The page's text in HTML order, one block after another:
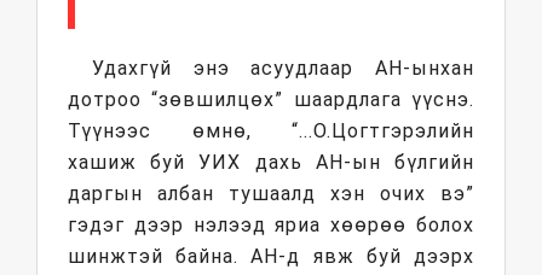
Удахгүй энэ асуудлаар АН-ынхан
дотроо “зөвшилцөх” шаардлага үүснэ.
Түүнээс өмнө, “...О.Цогтгэрэлийн
хашиж буй УИХ дахь АН-ын бүлгийн
даргын албан тушаалд хэн очих вэ”
гэдэг дээр нэлээд яриа хөөрөө болох
шинжтэй байна. АН-д явж буй дээрх